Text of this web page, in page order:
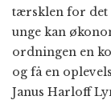
tærsklen for det
unge kan
ordningen en
og få en
Janus Harloff